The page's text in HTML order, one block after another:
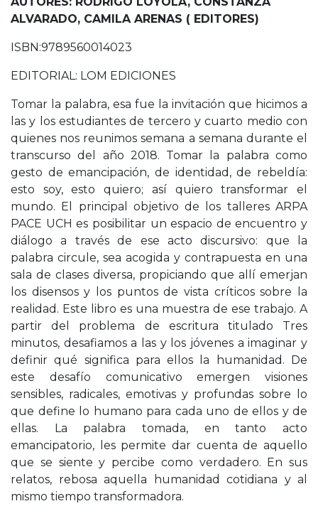
ALVARADO, CAMILA ARENAS ( EDITORES)
ISBN:9789560014023
EDITORIAL: LOM EDICIONES
Tomar la palabra, esa fue la invitación que hicimos a
las y los estudiantes de tercero y cuarto medio con
quienes nos reunimos semana a semana durante el
transcurso del año 2018. Tomar la palabra como
gesto de emancipación, de identidad, de rebeldía:
esto soy, esto quiero; así quiero transformar el
mundo. El principal objetivo de los talleres ARPA
PACE UCH es posibilitar un espacio de encuentro y
diálogo a través de ese acto discursivo: que la
palabra circule, sea acogida y contrapuesta en una
sala de clases diversa, propiciando que allí emerjan
los disensos y los puntos de vista críticos sobre la
realidad. Este libro es una muestra de ese trabajo. A
partir del problema de escritura titulado Tres
minutos, desafiamos a las y los jóvenes a imaginar y
definir qué significa para ellos la humanidad. De
este desafío comunicativo emergen visiones
sensibles, radicales, emotivas y profundas sobre lo
que define lo humano para cada uno de ellos y de
ellas. La palabra tomada, en tanto acto
emancipatorio, les permite dar cuenta de aquello
que se siente y percibe como verdadero. En sus
relatos, rebosa aquella humanidad cotidiana y al
mismo tiempo transformadora.